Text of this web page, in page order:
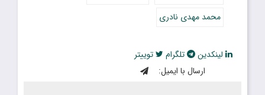
محمد مهدی نادری
لینکدین تلگرام
توییتر
ارسال با ایمیل: